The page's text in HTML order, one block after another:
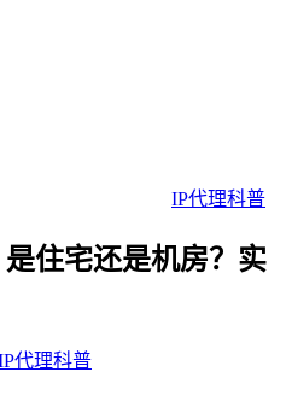
IP代理科普
住宅还是机房？实
代理科普